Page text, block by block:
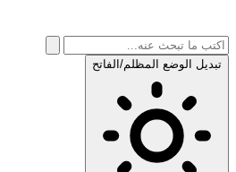
تبديل الوضع المظلم/الفاتح